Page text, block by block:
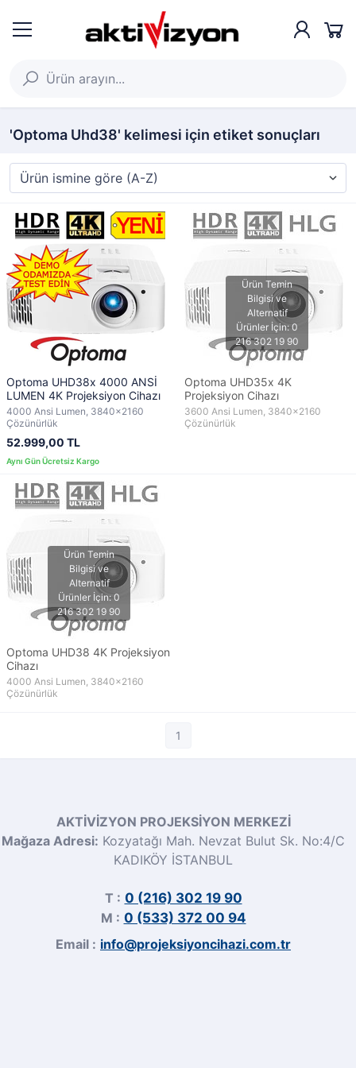
'Optoma Uhd38' kelimesi için etiket sonuçları
Optoma UHD38x 4000 ANSİ
LUMEN 4K Projeksiyon Cihazı
4000 Ansi Lumen, 3840x2160
Çözünürlük
52.999,00 TL
Optoma UHD35x 4K
Projeksiyon Cihazı
3600 Ansi Lumen, 3840x2160
Çözünürlük
Optoma UHD38 4K Projeksiyon
Cihazı
4000 Ansi Lumen, 3840x2160
Çözünürlük
1
AKTİVİZYON PROJEKSİYON MERKEZİ
Mağaza Adresi: Kozyatağı Mah. Nevzat Bulut Sk. No:4/C
KADIKÖY İSTANBUL
T : 0 (216) 302 19 90
M : 0 (533) 372 00 94
Email : info@projeksiyoncihazi.com.tr